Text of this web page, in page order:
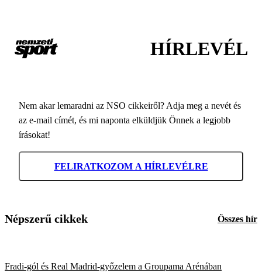
HÍRLEVÉL
Nem akar lemaradni az NSO cikkeiről? Adja meg a nevét és
az e-mail címét, és mi naponta elküldjük Önnek a legjobb
írásokat!
FELIRATKOZOM A HÍRLEVÉLRE
Népszerű cikkek Összes hír
Fradi-gól és Real Madrid-győzelem a Groupama Arénában